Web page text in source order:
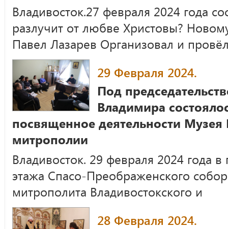
Владивосток.27 февраля 2024 года
разлучит от любве Христовы?
Павел Лазарев Организовал и
29 Февраля 2024.
Под
Владимира
посвященное деятельности
митрополии
Владивосток. 29 февраля 2024 года
этажа Спасо-Преображенского
митрополита Владивостокского и
28 Февраля 2024.